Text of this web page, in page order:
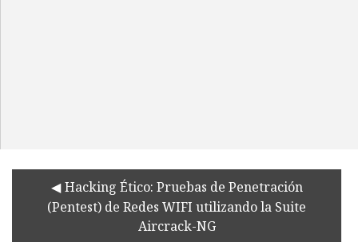
Hacking Ético: Pruebas de Penetración
(Pentest) de Redes WIFI utilizando la Suite
Aircrack-NG